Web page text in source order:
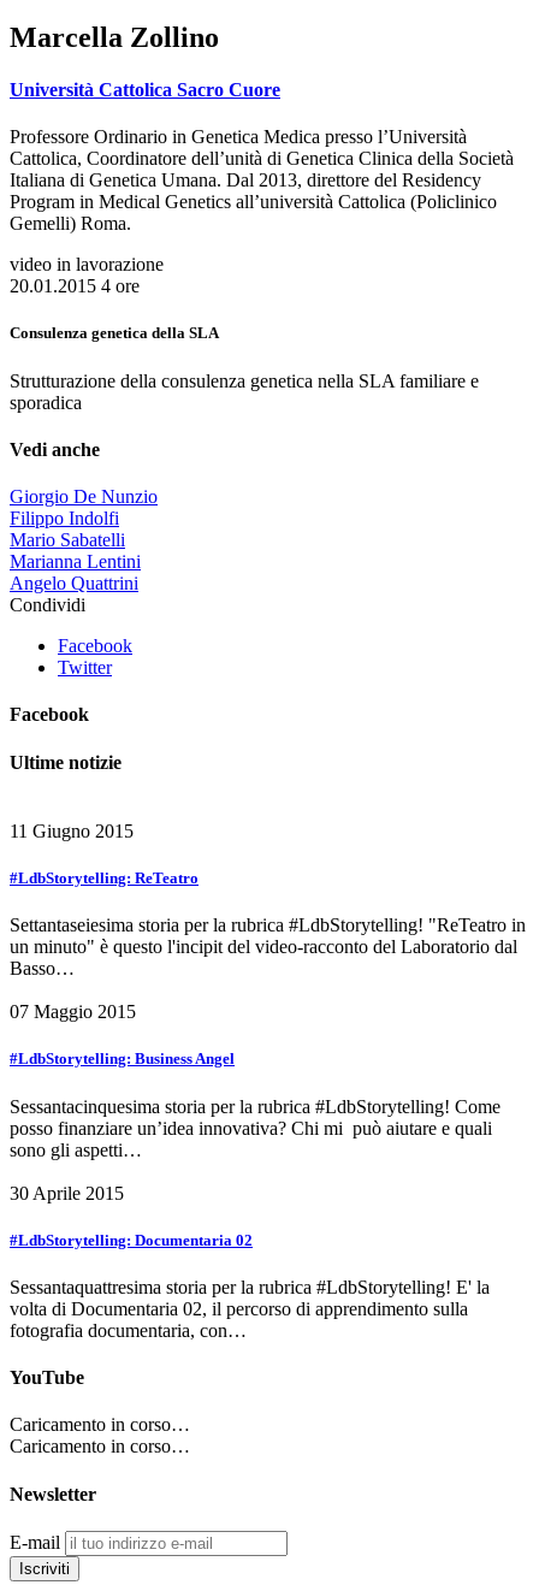
Marcella Zollino
Università Cattolica Sacro Cuore
Professore Ordinario in Genetica Medica presso l’Università
Cattolica, Coordinatore dell’unità di Genetica Clinica della Società
Italiana di Genetica Umana. Dal 2013, direttore del Residency
Program in Medical Genetics all’università Cattolica (Policlinico
Gemelli) Roma.
video in lavorazione
20.01.2015 4 ore
Consulenza genetica della SLA
Strutturazione della consulenza genetica nella SLA familiare e
sporadica
Vedi anche
Giorgio De Nunzio
Filippo Indolfi
Mario Sabatelli
Marianna Lentini
Angelo Quattrini
Condividi
Facebook
Twitter
Facebook
Ultime notizie
11 Giugno 2015
#LdbStorytelling: ReTeatro
Settantaseiesima storia per la rubrica #LdbStorytelling! "ReTeatro in
un minuto" è questo l'incipit del video-racconto del Laboratorio dal
Basso…
07 Maggio 2015
#LdbStorytelling: Business Angel
Sessantacinquesima storia per la rubrica #LdbStorytelling! Come
posso finanziare un’idea innovativa? Chi mi può aiutare e quali
sono gli aspetti…
30 Aprile 2015
#LdbStorytelling: Documentaria 02
Sessantaquattresima storia per la rubrica #LdbStorytelling! E' la
volta di Documentaria 02, il percorso di apprendimento sulla
fotografia documentaria, con…
YouTube
Caricamento in corso…
Caricamento in corso…
Newsletter
E-mail